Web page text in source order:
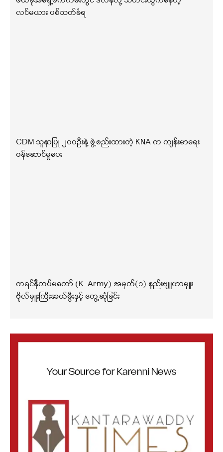
လင်မယား ပစ်သတ်ခံရ
CDM သူနာပြု ၂၀၀ဦးနဲ့ ဖွဲ့စည်းထားတဲ့ KNA က ကျန်းမာရေး
ဝန်ဆောင်မှုပေး
ကရင်နီတပ်မတော် (K-Army) အမှတ်(၁) နည်းဗျူဟာမှူး
ဗိုလ်မှူးကြီးအယ်မွီးနှင့် တွေ့ဆုံခြင်း